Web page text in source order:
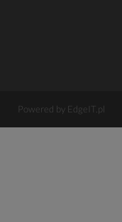
Powered by EdgeIT.pl